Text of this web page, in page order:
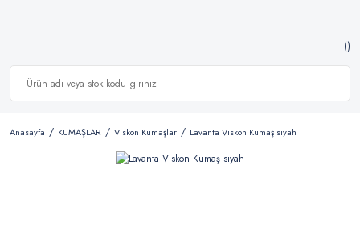
Anasayfa KUMAŞLAR Viskon Kumaşlar Lavanta Viskon Kumaş siyah